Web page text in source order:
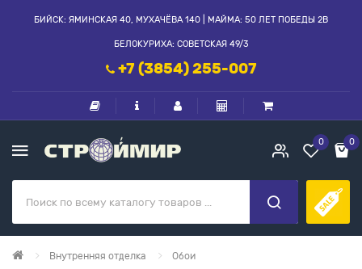
БИЙСК: ЯМИНСКАЯ 40, МУХАЧЁВА 140 | МАЙМА: 50 ЛЕТ ПОБЕДЫ 2В
БЕЛОКУРИХА: СОВЕТСКАЯ 49/3
+7 (3854) 255-007
0 0
Внутренняя отделка
Обои